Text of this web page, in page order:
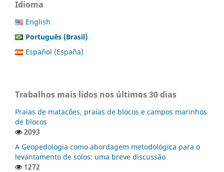
Idioma
English
Português (Brasil)
Español (España)
Trabalhos mais lidos nos últimos 30 dias
Praias de matacões, praias de blocos e campos marinhos
de blocos
2093
A Geopedologia como abordagem metodológica para o
levantamento de solos: uma breve discussão
1272